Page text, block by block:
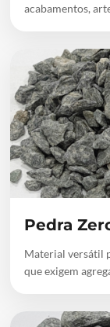
acabamentos,
Pedra
Material versátil
que exigem